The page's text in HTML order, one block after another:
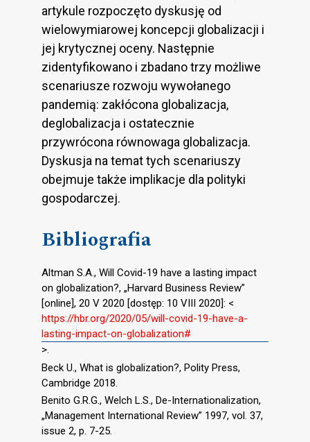
artykule rozpoczęto dyskusję od
wielowymiarowej koncepcji globalizacji i
jej krytycznej oceny. Następnie
zidentyfikowano i zbadano trzy możliwe
scenariusze rozwoju wywołanego
pandemią: zakłócona globalizacja,
deglobalizacja i ostatecznie
przywrócona równowaga globalizacja.
Dyskusja na temat tych scenariuszy
obejmuje także implikacje dla polityki
gospodarczej.
Bibliografia
Altman S.A., Will Covid-19 have a lasting impact
on globalization?, „Harvard Business Review”
[online], 20 V 2020 [dostęp: 10 VIII 2020]: <
https://hbr.org/2020/05/will-covid-19-have-a-
lasting-impact-on-globalization#
>.
Beck U., What is globalization?, Polity Press,
Cambridge 2018.
Benito G.R.G., Welch L.S., De-Internationalization,
„Management International Review” 1997, vol. 37,
issue 2, p. 7-25.